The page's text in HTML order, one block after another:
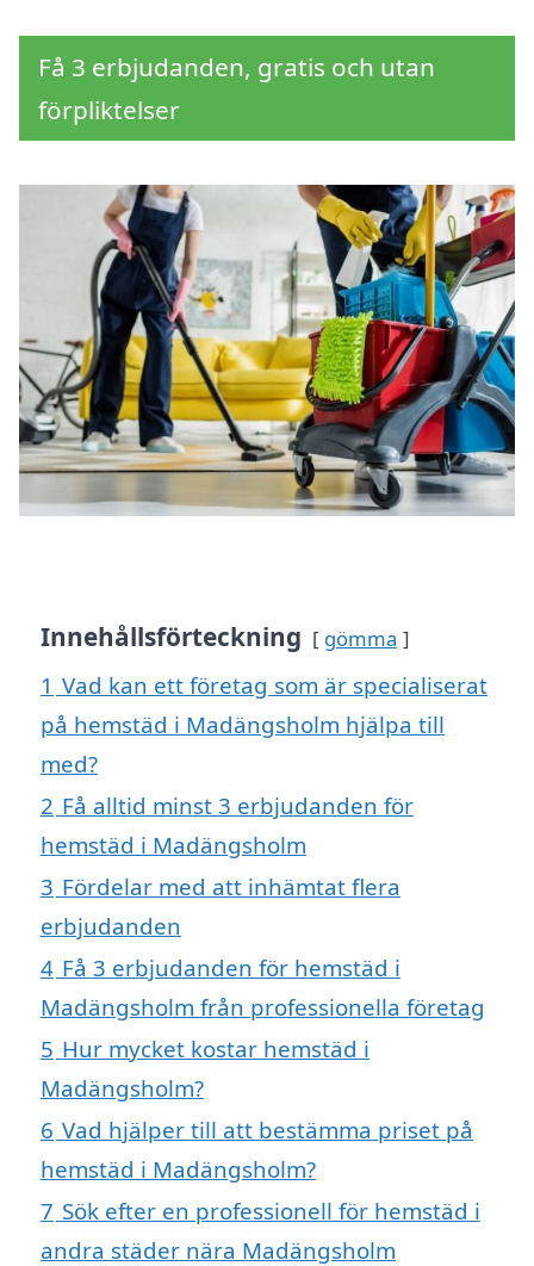
Få 3 erbjudanden, gratis och utan
förpliktelser
Innehållsförteckning gömma
1 Vad kan ett företag som är specialiserat
på hemstäd i Madängsholm hjälpa till
med?
2 Få alltid minst 3 erbjudanden för
hemstäd i Madängsholm
3 Fördelar med att inhämtat flera
erbjudanden
4 Få 3 erbjudanden för hemstäd i
Madängsholm från professionella företag
5 Hur mycket kostar hemstäd i
Madängsholm?
6 Vad hjälper till att bestämma priset på
hemstäd i Madängsholm?
7 Sök efter en professionell för hemstäd i
andra städer nära Madängsholm